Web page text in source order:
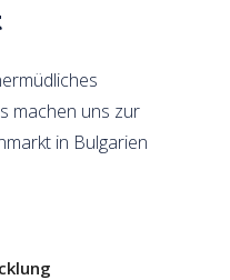
machen uns zur
in Bulgarien